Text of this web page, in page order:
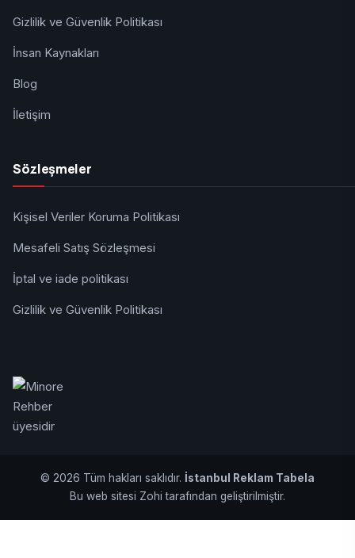
Gizlilik ve Güvenlik Politikası
İnsan Kaynakları
Blog
İletişim
Sözleşmeler
Kişisel Veriler Koruma Politikası
Mesafeli Satış Sözleşmesi
İptal ve iade politikası
Gizlilik ve Güvenlik Politikası
© 2026 Tüm hakları saklıdır. İstanbul Reklam Tabela
Bu web sitesi Zohi tarafından geliştirilmiştir.